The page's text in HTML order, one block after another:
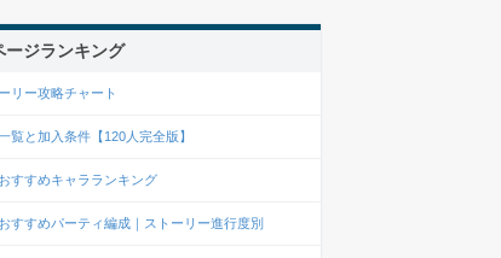
ージランキング
リー攻略チャート
覧と加入条件【120人完全版】
すすめキャラランキング
すすめパーティ編成｜ストーリー進行度別